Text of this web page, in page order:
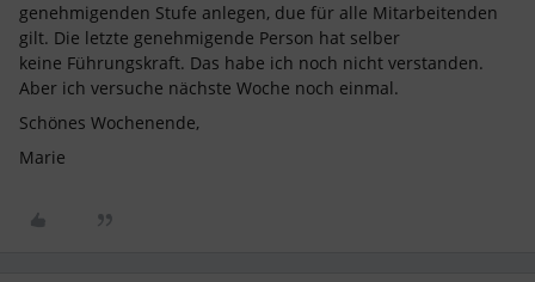
genehmigenden Stufe anlegen, due für alle Mitarbeitenden
gilt. Die letzte genehmigende Person hat selber
keine Führungskraft. Das habe ich noch nicht verstanden.
Aber ich versuche nächste Woche noch einmal.
Schönes Wochenende,
Marie